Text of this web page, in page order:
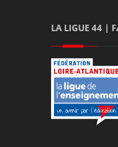
Valeurs de la République & Laïcité
Ressources Laïcité
Journée de formations-actions SECD
Newsletter SECD
Exposition "La France e(s)t moi"
Les actions du réseau
Le Guide pratique pour agir
Campagne de mobilisation
Atelier-débat : LE VOTE ET VOUS
Nos partenaires
Nos interventions en milieu scolaireRacisme et discriminations
Médias et Numérique
Égalité fille-garçon
Campagne - Liré
Bord de mer - Préfailles
Ville - Nantes
Délégué.e.s élèves
Médiation par les pairs
Restauration scolaire
BPJEPS MAPS éducateur.trice sportif.ve
BPJEPS ASEC - Animateur.trice socio-culturel
CPJEPS animateur des activités de la vie quotidienne
Certifications complémentaires
PSC - Secourisme
BAFA - Animateur.rice de colos
Junior Association
Portraits de volontaires
Group'AVélo
En groupe en France
En groupe à l'étranger
UNAT Pays de la Loire
Aides au départ en vacances
Réserver sa colo en lignePartir avec Vacances PassionDevenir bénévole
Projections
LA LIGUE 44 |